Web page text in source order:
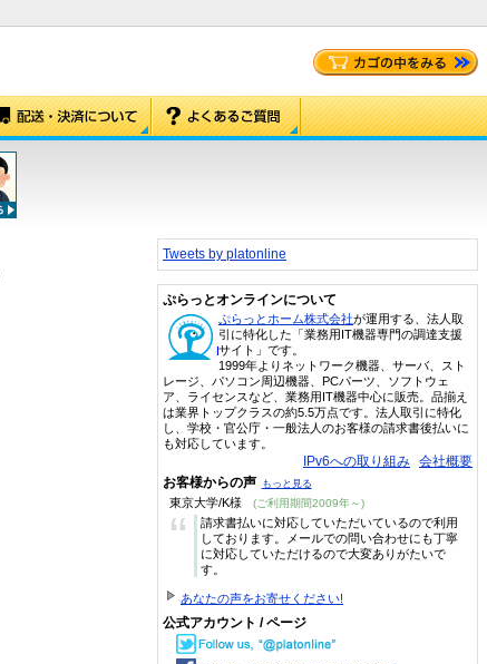
Tweets by platonline
ぷらっとオンラインについて
ぷらっとホーム株式会社が運用する、法人取
引に特化した「業務用IT機器専門の調達支援
サイト」です。
1999年よりネットワーク機器、サーバ、スト
レージ、パソコン周辺機器、PCパーツ、ソフトウェ
ア、ライセンスなど、業務用IT機器中心に販売。品揃え
は業界トップクラスの約5.5万点です。法人取引に特化
し、学校・官公庁・一般法人のお客様の請求書後払いに
も対応しています。
IPv6への取り組み 会社概要
お客様からの声 もっと見る
東京大学/K様 (ご利用期間2009年～)
“
請求書払いに対応していただいているので利用
しております。メールでの問い合わせにも丁寧
に対応していただけるので大変ありがたいで
す。
あなたの声をお寄せください!
公式アカウント / ページ